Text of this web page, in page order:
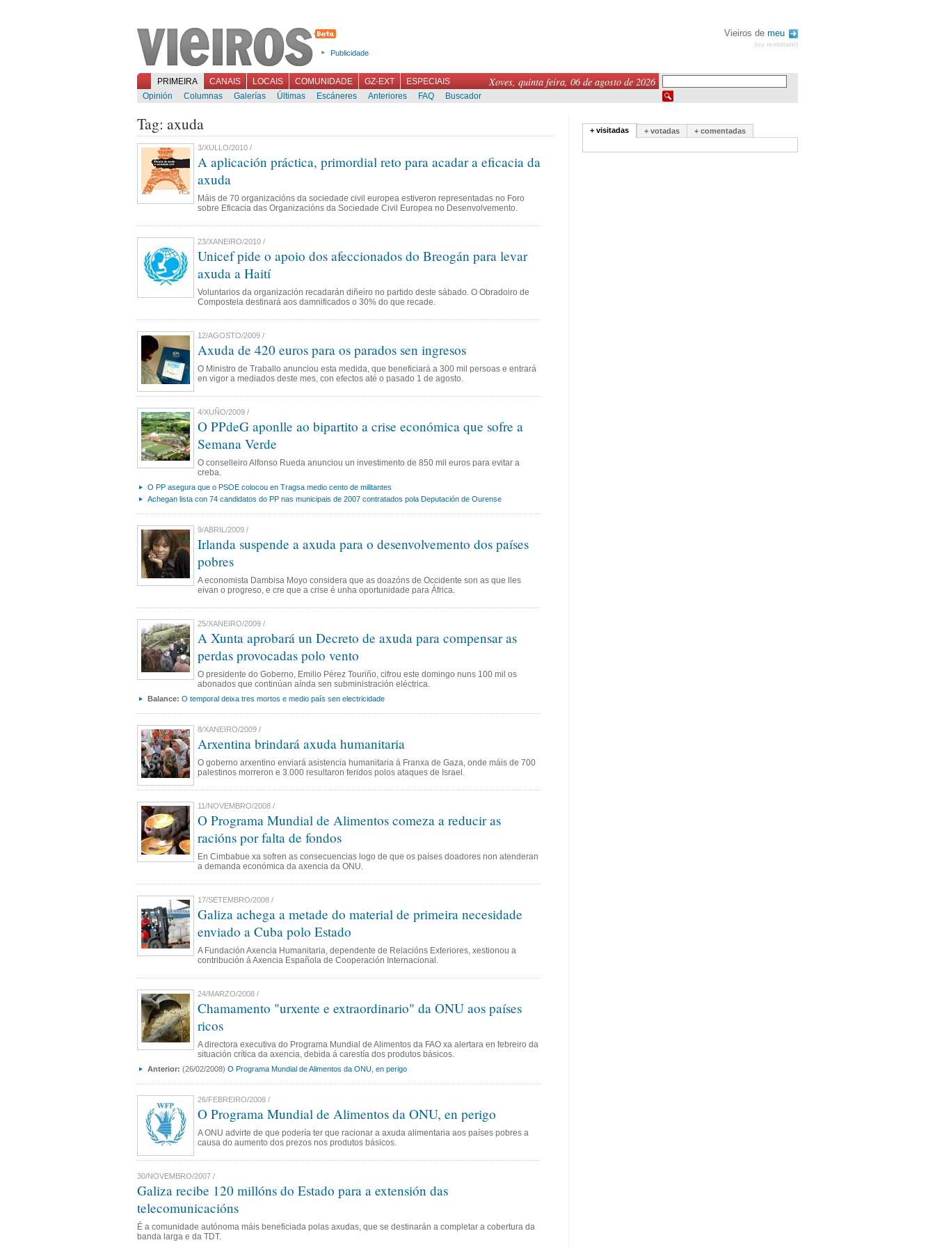
Publicidade
Vieiros de meu
(ou rexistrate)
Xoves, quinta feira, 06 de agosto de 2026
PRIMEIRA CANAIS LOCAIS COMUNIDADE GZ-EXT
ESPECIAIS
Opinión
Columnas Galerías Últimas Escáneres Anteriores FAQ Buscador
Tag: axuda
3/XULLO/2010 /
A aplicación práctica, primordial reto para acadar a eficacia da
axuda
Máis de 70 organizacións da sociedade civil europea estiveron representadas no Foro
sobre Eficacia das Organizacións da Sociedade Civil Europea no Desenvolvemento.
23/XANEIRO/2010 /
Unicef pide o apoio dos afeccionados do Breogán para levar
axuda a Haití
Voluntarios da organización recadarán diñeiro no partido deste sábado. O Obradoiro de
Compostela destinará aos damnificados o 30% do que recade.
12/AGOSTO/2009 /
Axuda de 420 euros para os parados sen ingresos
O Ministro de Traballo anunciou esta medida, que beneficiará a 300 mil persoas e entrará
en vigor a mediados deste mes, con efectos até o pasado 1 de agosto.
4/XUÑO/2009 /
O PPdeG aponlle ao bipartito a crise económica que sofre a
Semana Verde
O conselleiro Alfonso Rueda anunciou un investimento de 850 mil euros para evitar a
creba.
O PP asegura que o PSOE colocou en Tragsa medio cento de militantes
Achegan lista con 74 candidatos do PP nas municipais de 2007 contratados pola Deputación de Ourense
9/ABRIL/2009 /
Irlanda suspende a axuda para o desenvolvemento dos países
pobres
A economista Dambisa Moyo considera que as doazóns de Occidente son as que lles
eivan o progreso, e cre que a crise é unha oportunidade para África.
25/XANEIRO/2009 /
A Xunta aprobará un Decreto de axuda para compensar as
perdas provocadas polo vento
O presidente do Goberno, Emilio Pérez Touriño, cifrou este domingo nuns 100 mil os
abonados que continúan aínda sen subministración eléctrica.
Balance: O temporal deixa tres mortos e medio país sen electricidade
8/XANEIRO/2009 /
Arxentina brindará axuda humanitaria
O goberno arxentino enviará asistencia humanitaria á Franxa de Gaza, onde máis de 700
palestinos morreron e 3.000 resultaron feridos polos ataques de Israel.
11/NOVEMBRO/2008 /
O Programa Mundial de Alimentos comeza a reducir as
racións por falta de fondos
En Cimbabue xa sofren as consecuencias logo de que os países doadores non atenderan
a demanda económica da axencia da ONU.
17/SETEMBRO/2008 /
Galiza achega a metade do material de primeira necesidade
enviado a Cuba polo Estado
A Fundación Axencia Humanitaria, dependente de Relacións Exteriores, xestionou a
contribución á Axencia Española de Cooperación Internacional.
24/MARZO/2008 /
Chamamento "urxente e extraordinario" da ONU aos países
ricos
A directora executiva do Programa Mundial de Alimentos da FAO xa alertara en febreiro da
situación crítica da axencia, debida á carestía dos produtos básicos.
Anterior: (26/02/2008) O Programa Mundial de Alimentos da ONU, en perigo
26/FEBREIRO/2008 /
O Programa Mundial de Alimentos da ONU, en perigo
A ONU advirte de que podería ter que racionar a axuda alimentaria aos países pobres a
causa do aumento dos prezos nos produtos básicos.
30/NOVEMBRO/2007 /
Galiza recibe 120 millóns do Estado para a extensión das
telecomunicacións
É a comunidade autónoma máis beneficiada polas axudas, que se destinarán a completar a cobertura da
banda larga e da TDT.
+ visitadas + votadas + comentadas